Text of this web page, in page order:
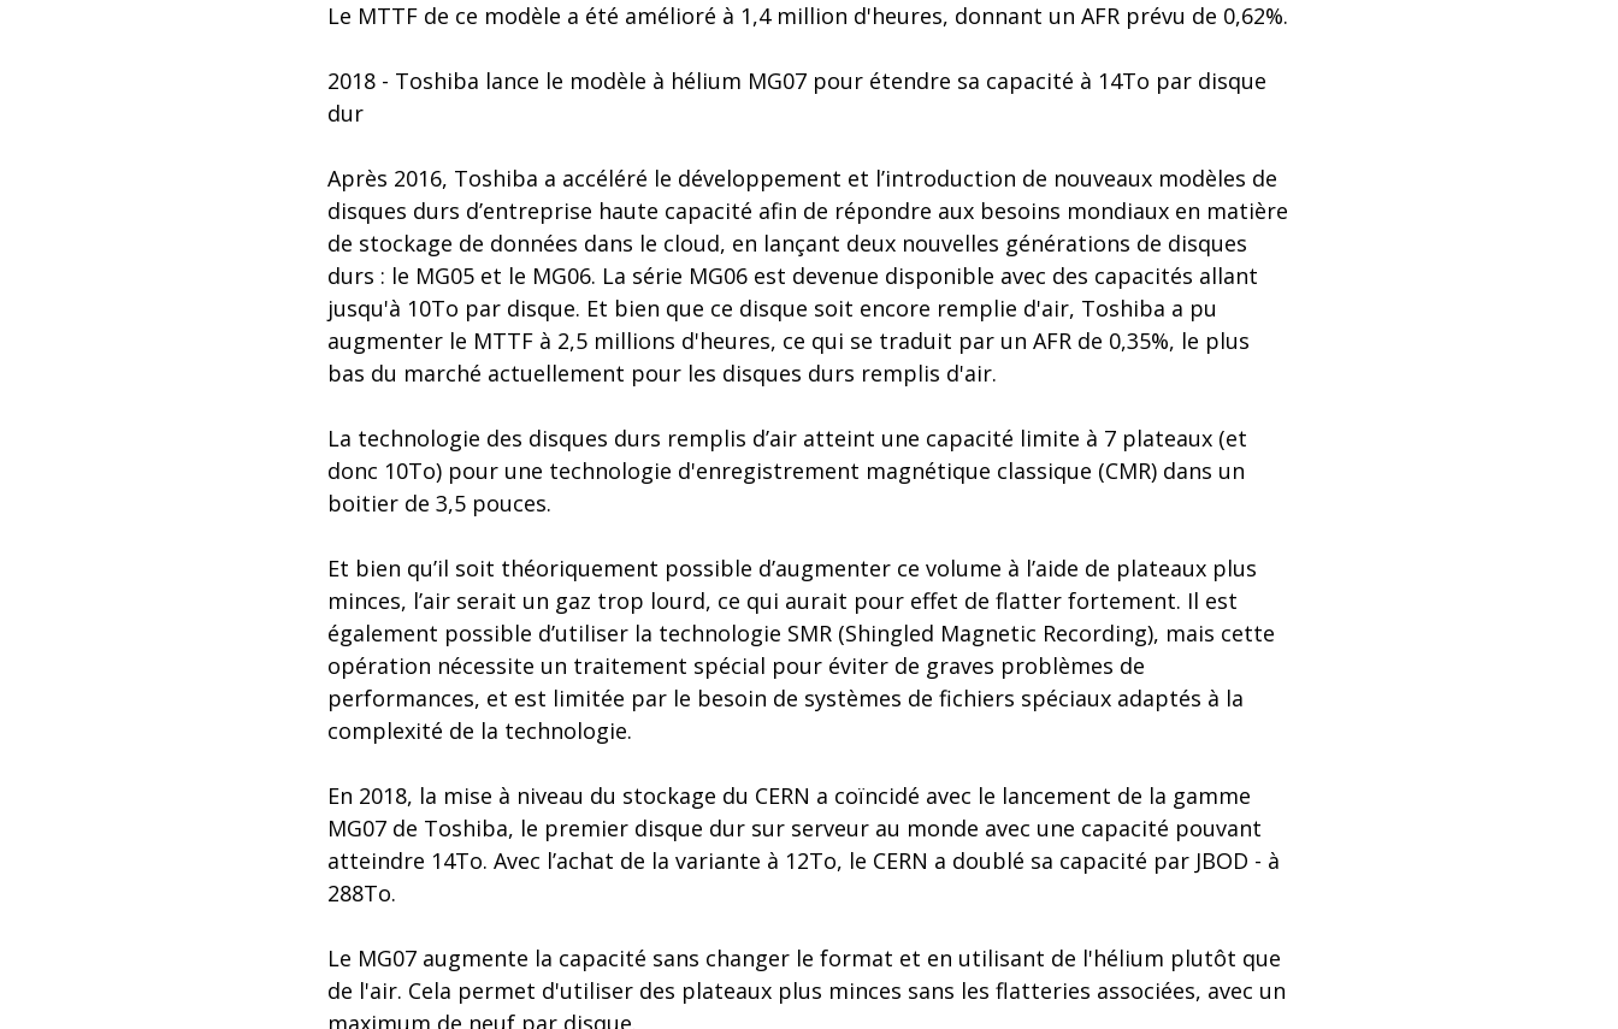
Le MTTF de ce modèle a été amélioré à 1,4 million d'heures, donnant un AFR prévu de 0,62%.
2018 - Toshiba lance le modèle à hélium MG07 pour étendre sa capacité à 14To par disque
dur
Après 2016, Toshiba a accéléré le développement et l’introduction de nouveaux modèles de
disques durs d’entreprise haute capacité afin de répondre aux besoins mondiaux en matière
de stockage de données dans le cloud, en lançant deux nouvelles générations de disques
durs : le MG05 et le MG06. La série MG06 est devenue disponible avec des capacités allant
jusqu'à 10To par disque. Et bien que ce disque soit encore remplie d'air, Toshiba a pu
augmenter le MTTF à 2,5 millions d'heures, ce qui se traduit par un AFR de 0,35%, le plus
bas du marché actuellement pour les disques durs remplis d'air.
La technologie des disques durs remplis d’air atteint une capacité limite à 7 plateaux (et
donc 10To) pour une technologie d'enregistrement magnétique classique (CMR) dans un
boitier de 3,5 pouces.
Et bien qu’il soit théoriquement possible d’augmenter ce volume à l’aide de plateaux plus
minces, l’air serait un gaz trop lourd, ce qui aurait pour effet de flatter fortement. Il est
également possible d’utiliser la technologie SMR (Shingled Magnetic Recording), mais cette
opération nécessite un traitement spécial pour éviter de graves problèmes de
performances, et est limitée par le besoin de systèmes de fichiers spéciaux adaptés à la
complexité de la technologie.
En 2018, la mise à niveau du stockage du CERN a coïncidé avec le lancement de la gamme
MG07 de Toshiba, le premier disque dur sur serveur au monde avec une capacité pouvant
atteindre 14To. Avec l’achat de la variante à 12To, le CERN a doublé sa capacité par JBOD - à
288To.
Le MG07 augmente la capacité sans changer le format et en utilisant de l'hélium plutôt que
de l'air. Cela permet d'utiliser des plateaux plus minces sans les flatteries associées, avec un
maximum de neuf par disque.